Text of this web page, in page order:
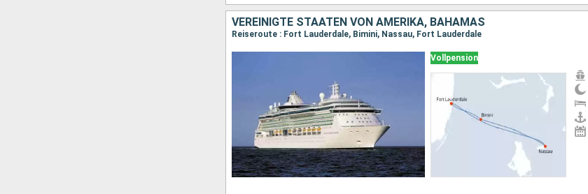
VEREINIGTE STAATEN VON AMERIKA, BAHAMAS
Reiseroute : Fort Lauderdale, Bimini, Nassau, Fort Lauderdale
Vollpension